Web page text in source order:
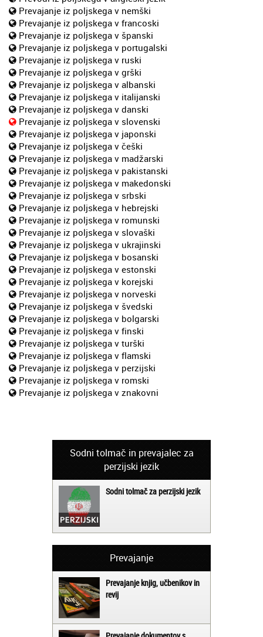
Prevajanje iz poljskega v nemški
Prevajanje iz poljskega v francoski
Prevajanje iz poljskega v španski
Prevajanje iz poljskega v portugalski
Prevajanje iz poljskega v ruski
Prevajanje iz poljskega v grški
Prevajanje iz poljskega v albanski
Prevajanje iz poljskega v italijanski
Prevajanje iz poljskega v danski
Prevajanje iz poljskega v slovenski
Prevajanje iz poljskega v japonski
Prevajanje iz poljskega v češki
Prevajanje iz poljskega v madžarski
Prevajanje iz poljskega v pakistanski
Prevajanje iz poljskega v makedonski
Prevajanje iz poljskega v srbski
Prevajanje iz poljskega v hebrejski
Prevajanje iz poljskega v romunski
Prevajanje iz poljskega v slovaški
Prevajanje iz poljskega v ukrajinski
Prevajanje iz poljskega v bosanski
Prevajanje iz poljskega v estonski
Prevajanje iz poljskega v korejski
Prevajanje iz poljskega v norveski
Prevajanje iz poljskega v švedski
Prevajanje iz poljskega v bolgarski
Prevajanje iz poljskega v finski
Prevajanje iz poljskega v turški
Prevajanje iz poljskega v flamski
Prevajanje iz poljskega v perzijski
Prevajanje iz poljskega v romski
Prevajanje iz poljskega v znakovni
Sodni tolmač in prevajalec za
perzijski jezik
Sodni tolmač za perzijski jezik
Prevajanje
Prevajanje knjig, učbenikov in
revij